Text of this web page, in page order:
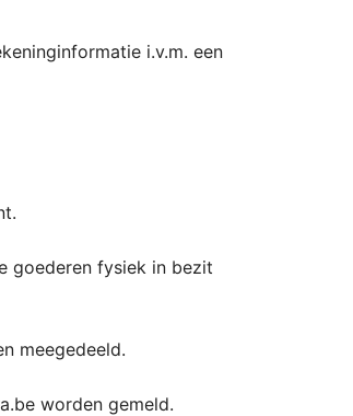
i.v.m. een
goederen fysiek in bezit
meegedeeld.
worden gemeld.